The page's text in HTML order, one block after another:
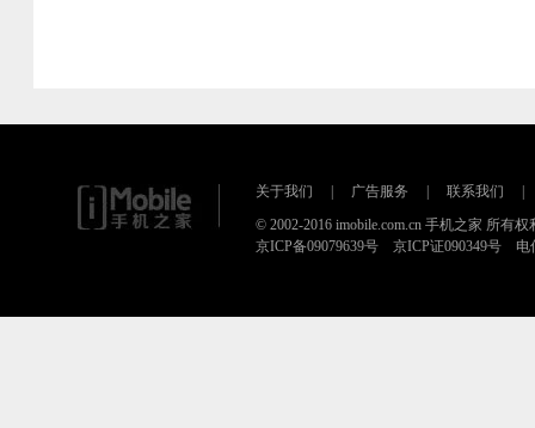
关于我们 广告服务 联系我们
© 2002-2016 imobile.com.cn 手机之家 所有权
京ICP备09079639号 京ICP证090349号 电